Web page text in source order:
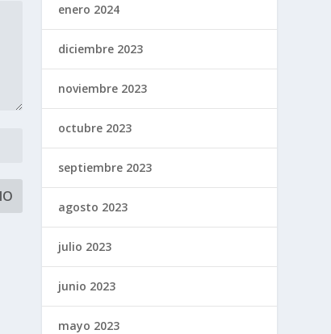
enero 2024
diciembre 2023
noviembre 2023
octubre 2023
septiembre 2023
agosto 2023
julio 2023
junio 2023
mayo 2023